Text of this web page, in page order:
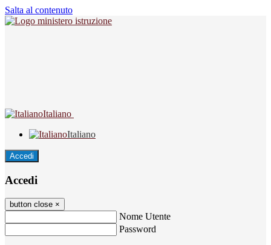
Salta al contenuto
Italiano
Italiano
Accedi
Accedi
button close ×
Nome Utente
Password